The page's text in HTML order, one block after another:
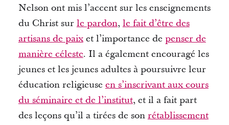
Nelson ont mis l’accent sur les enseignements
du Christ surle pardon,le fait d’être des
artisans de paixet l’importance depenser de
manière céleste. Il a également encouragé les
jeunes et les jeunes adultes à poursuivre leur
éducation religieuseen s’inscrivant aux cours
du séminaire et de l’institut, et il a fait part
des leçons qu’il a tirées de sonrétablissement